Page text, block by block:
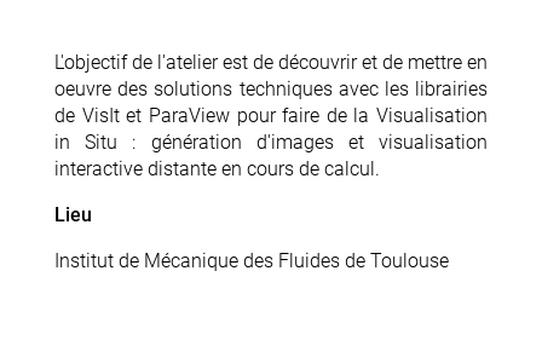
L'objectif de l'atelier est de découvrir et de mettre en
oeuvre des solutions techniques avec les librairies
de VisIt et ParaView pour faire de la Visualisation
in Situ : génération d'images et visualisation
interactive distante en cours de calcul.
Lieu
Institut de Mécanique des Fluides de Toulouse